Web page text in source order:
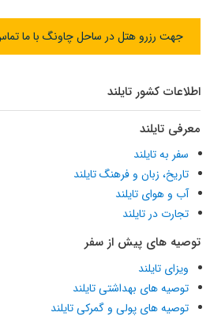
جهت رزرو هتل در ساحل چاونگ با ما
اطلاعات کشور تایلند
معرفی تایلند
سفر به تایلند
تاریخ، زبان و فرهنگ تایلند
آب و هوای تایلند
تجارت در تایلند
توصیه های پیش از سفر
ویزای تایلند
توصیه های بهداشتی تایلند
توصیه های پولی و گمرکی تایلند